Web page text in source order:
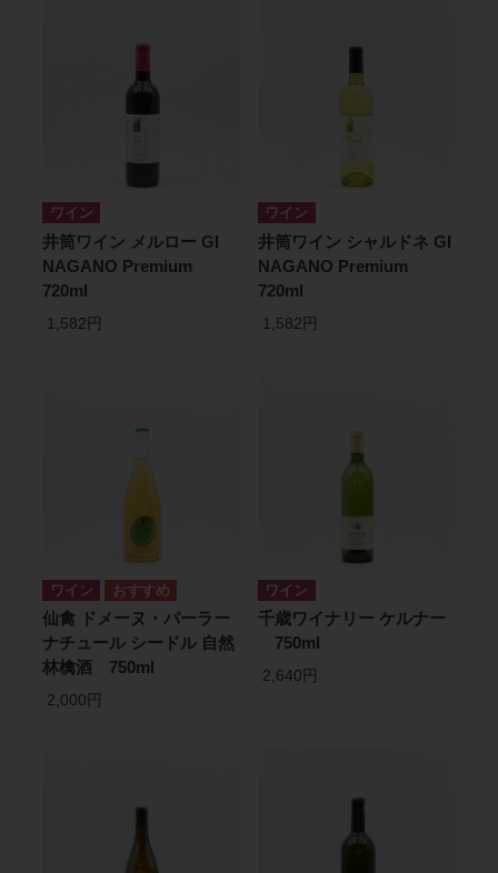
ワイン
井筒ワイン メルロー GI
NAGANO Premium
720ml
1,582円
ワイン
井筒ワイン シャルドネ GI
NAGANO Premium
720ml
1,582円
ワイン
仙禽 ドメーヌ・パーラー
ナチュール シードル 自然
林檎酒 750ml
2,000円
ワイン
千歳ワイナリー ケルナー
750ml
2,640円